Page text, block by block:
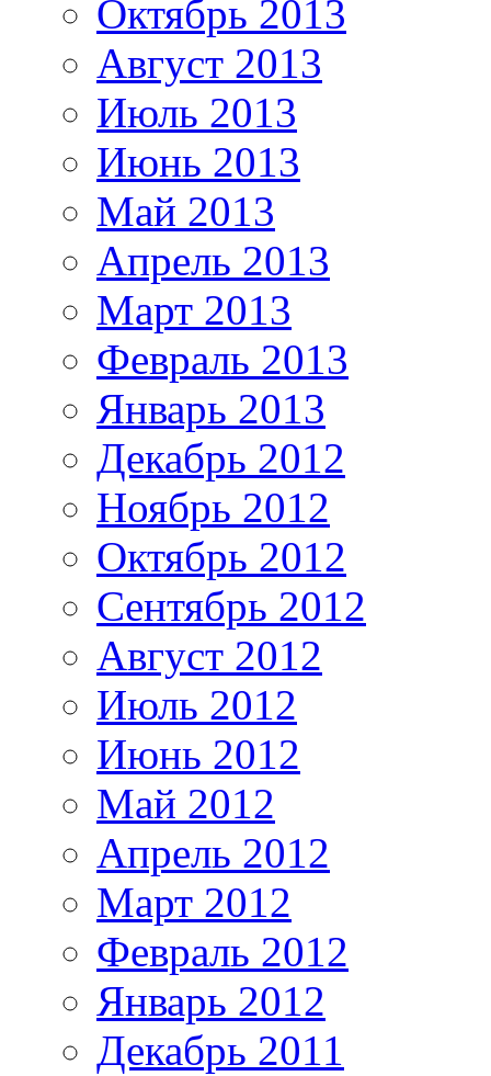
Октябрь 2013
Август 2013
Июль 2013
Июнь 2013
Май 2013
Апрель 2013
Март 2013
Февраль 2013
Январь 2013
Декабрь 2012
Ноябрь 2012
Октябрь 2012
Сентябрь 2012
Август 2012
Июль 2012
Июнь 2012
Май 2012
Апрель 2012
Март 2012
Февраль 2012
Январь 2012
Декабрь 2011